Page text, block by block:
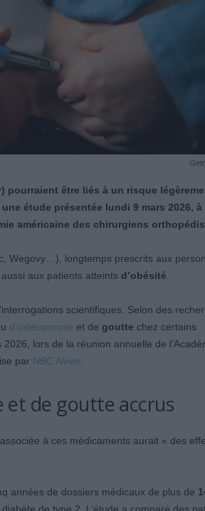
pourraient être liés à un risque
étude présentée lundi 9 mars 2026, à
américaine des chirurgiens
Wegovy…), longtemps prescrits aux
aux patients atteints d’obésité
scientifiques. Selon des
d’ostéoporose et de goutte chez certains
lors de la réunion annuelle de
par NBC News
et de goutte accrus
à ces médicaments aurait « des
années de dossiers médicaux de plus de